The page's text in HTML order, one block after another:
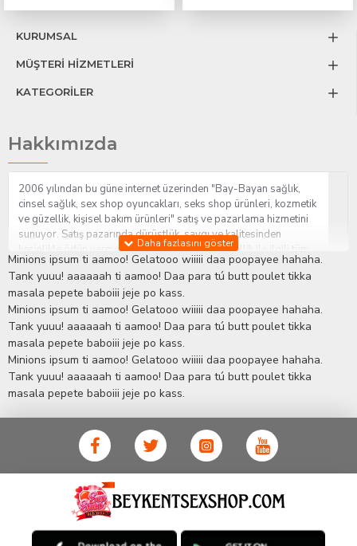
KURUMSAL
MÜŞTERİ HİZMETLERİ
KATEGORİLER
Hakkımızda
2006 yılından bu güne internet üzerinden "Bay-Bayan sağlık,
cinsel sağlık, sex shop oyuncakları, seks shop ürünleri, kozmetik
ve güzellik, kişisel bakım ürünleri" satış ve pazarlama hizmetini
sunuyor. Satış pazarında dürüstlük, saygı ve kalitesinden
kesinlikle ödün vermeden hizmet sağlık ve güzellik ile ilgili tüm
sorularınıza anında cevap verebilen Yetkin ve uzman kadrosu ile
ihtiyaçlarınızı en uygun fiyat ve taksit seçenekleriyle karşılıyor.
İstanbul beylikdüzü Erotik Shop sitemizde insan odaklı çalışma
stratejimiz ile müşterilerimizin yaşamlarında mutlu, sağlıklı ve
bakımlı olmaları için onlara sağlık ve güzellik danışmanlığı
sağlıyoruz.Sex ShopAlışveriş sitemiz Erotik Shop sektöründeki
gelişmeleri ve yenilikleri çok yakından takip etmesi, yaklaşık
5000'e yakın geniş ürün yelpazesi ile Türkiye'de bu sektörde
kendi alanımızda en geniş ürün gurubuna sahip ender
mağazalardan biri olması, müşteri memnuniyetini her zaman ön
planda tutan yaklaşımcı ve yenilikçi servislerin geliştirilmesi
konusundaki becerileri ile kendisine Cinsel Ürün hayatında lider
ve kalıcı bir yer edinmiştir.
Minions ipsum ti aamoo! Gelatooo wiiiii daa poopayee hahaha.
Tank yuuu! aaaaaah ti aamoo! Daa para tú butt poulet tikka
masala pepete baboiii jeje po kass.
Minions ipsum ti aamoo! Gelatooo wiiiii daa poopayee hahaha.
Tank yuuu! aaaaaah ti aamoo! Daa para tú butt poulet tikka
masala pepete baboiii jeje po kass.
Minions ipsum ti aamoo! Gelatooo wiiiii daa poopayee hahaha.
Tank yuuu! aaaaaah ti aamoo! Daa para tú butt poulet tikka
masala pepete baboiii jeje po kass.